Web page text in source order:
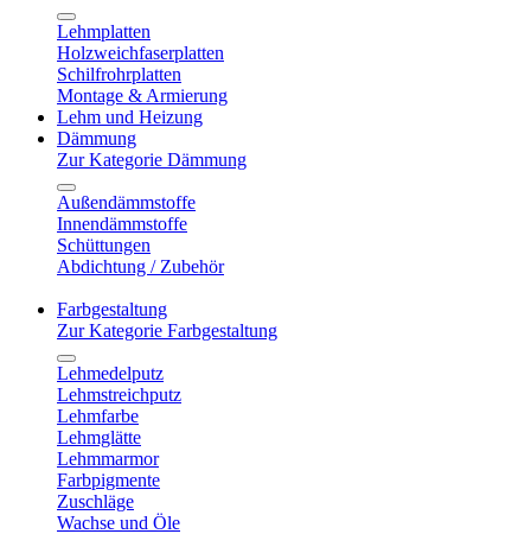
Lehmplatten
Holzweichfaserplatten
Schilfrohrplatten
Montage & Armierung
Lehm und Heizung
Dämmung
Zur Kategorie Dämmung
Außendämmstoffe
Innendämmstoffe
Schüttungen
Abdichtung / Zubehör
Farbgestaltung
Zur Kategorie Farbgestaltung
Lehmedelputz
Lehmstreichputz
Lehmfarbe
Lehmglätte
Lehmmarmor
Farbpigmente
Zuschläge
Wachse und Öle